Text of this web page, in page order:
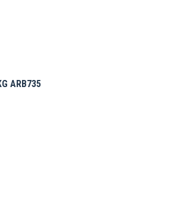
ARB735